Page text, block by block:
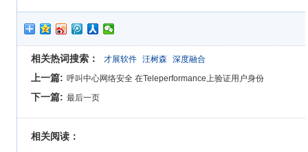
相关热词搜索： 才展软件 汪树森 深度融合
上一篇: 呼叫中心网络安全 在Teleperformance上验证用户身份
下一篇: 最后一页
相关阅读：